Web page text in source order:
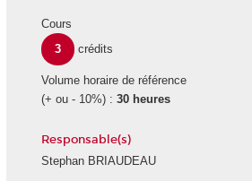
Cours
3
crédits
Volume horaire de référence
(+ ou - 10%) : 30 heures
Responsable(s)
Stephan BRIAUDEAU